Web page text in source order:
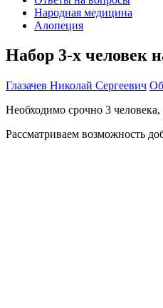
Народная медицина
Алопеция
Набор 3-х человек
Глазачев Николай Сергеевич
Необходимо срочно 3
Рассматриваем возможность